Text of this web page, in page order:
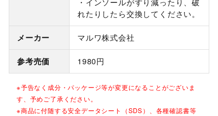
・インソールがすり減ったり、破
れたりしたら交換してください。
メーカー マルワ株式会社
参考売価 1980円
※予告なく成分・パッケージ等が変更になることがございま
す、予めご了承ください。
※商品に付随する安全データシート（SDS）、各種確認書等